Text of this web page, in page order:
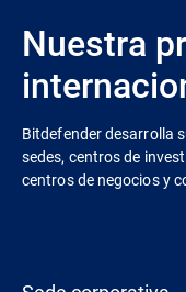
Nuestra
Bitdefender desarrolla
sedes, centros de
centros de negocios y